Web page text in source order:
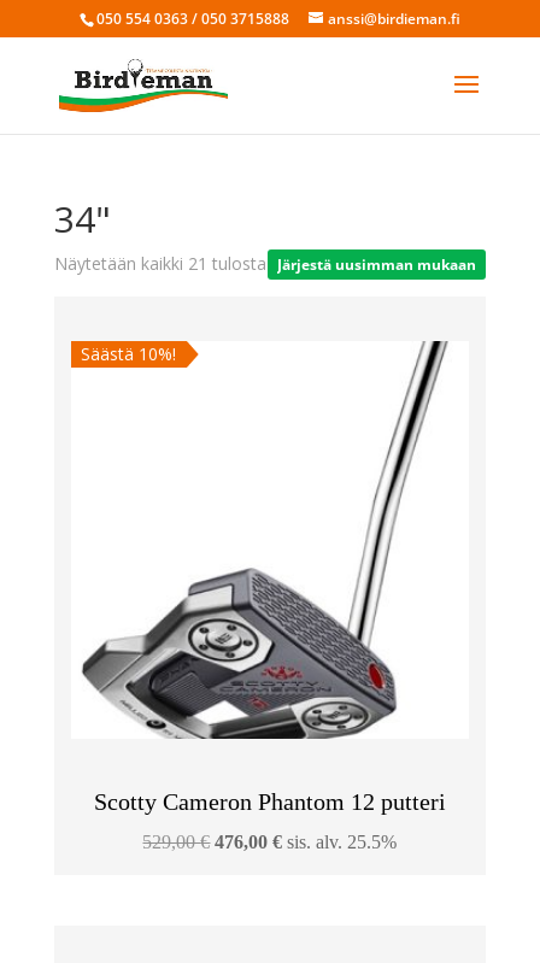
050 554 0363 / 050 3715888 anssi@birdieman.fi
34"
Näytetään kaikki 21 tulostaSorted
Säästä 10%!
Scotty Cameron Phantom 12 putteri
529,00€ Alkuperäinen
476,00€Nykyinen
sis. alv. 25.5%